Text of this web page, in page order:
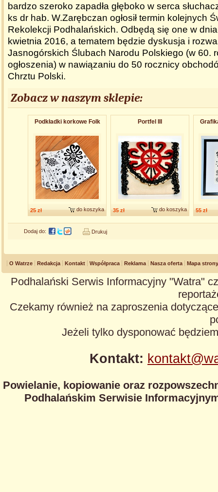
bardzo szeroko zapadła głęboko w serca
ks dr hab. W.Zarębczan ogłosił termin kolejnych
Rekolekcji Podhalańskich. Odbędą się one w
kwietnia 2016, a tematem będzie dyskusja i
Jasnogórskich Ślubach Narodu Polskiego (w 60.
ogłoszenia) w nawiązaniu do 50 rocznicy
Chrztu Polski.
Zobacz w naszym sklepie:
Podkładki korkowe Folk
25 zł do koszyka
Portfel III
35 zł do koszyka 55 zł
Dodaj do: Drukuj
O Watrze Redakcja Kontakt Współpraca Reklama Nasza oferta Mapa strony
Podhalański Serwis Informacyjny "Watra"
Czekamy również na zaproszenia
Jeżeli tylko dysponować
Kontakt:
Powielanie, kopiowanie oraz
Podhalańskim Serwisie